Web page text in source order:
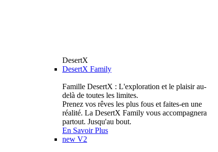
DesertX
DesertX Family
Famille DesertX : L'exploration et le plaisir au-
delà de toutes les limites.
Prenez vos rêves les plus fous et faites-en une
réalité. La DesertX Family vous accompagnera
partout. Jusqu'au bout.
En Savoir Plus
new V2